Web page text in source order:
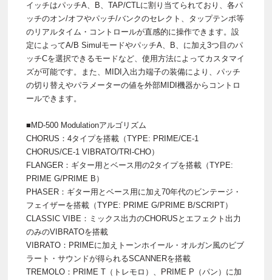
イッチはパッチA、B、TAP/CTLに割り当てられており、各パ
ッチのオン/オフやパッチ/バンクのセレクト、タップテンポ等
のリアルタイム・コントロールが直感的に操作できます。設
定によってA/B SimulモードやパッチA、B、に加え3つ目のパ
ッチCを選択できるモードなど、使用方法によってカスタマイ
ズが可能です。また、MIDI入出力端子の装備により、パッチ
の切り替えやパラメーターの値を外部MIDI機器からコントロ
ールできます。
■MD-500 Modulationアルゴリズム
CHORUS：4タイプを搭載（TYPE: PRIME/CE-1
CHORUS/CE-1 VIBRATO/TRI-CHO）
FLANGER：ギター用とベース用の2タイプを搭載（TYPE:
PRIME G/PRIME B）
PHASER：ギター用とベース用に加え70年代のビンテージ・
フェイザーを搭載（TYPE: PRIME G/PRIME B/SCRIPT）
CLASSIC VIBE：ミックス出力のCHORUSとエフェクト出力
のみのVIBRATOを搭載
VIBRATO：PRIMEに加えトーンホイール・オルガン風のビブ
ラート・サウンドが得られるSCANNERを搭載
TREMOLO：PRIME T（トレモロ）、PRIME P（パン）に加